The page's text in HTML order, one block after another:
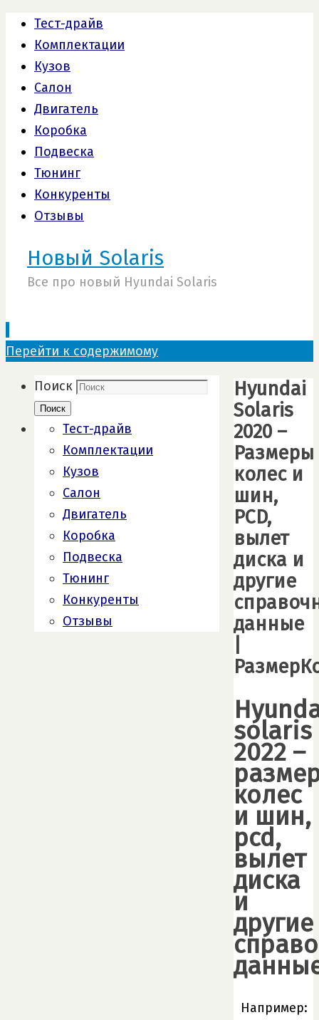
Тест-драйв
Комплектации
Кузов
Салон
Двигатель
Коробка
Подвеска
Тюнинг
Конкуренты
Отзывы
Новый Solaris
Все про новый Hyundai Solaris
Перейти к содержимому
Hyundai
Solaris
2020 –
Размеры
колеc и
шин,
PCD,
вылет
диска и
другие
данные
solaris
2022 –
колеc
и шин,
pcd,
вылет
диска
и
другие
Например:
Поиск
Поиск
Тест-драйв
Комплектации
Кузов
Салон
Двигатель
Коробка
Подвеска
Тюнинг
Конкуренты
Отзывы